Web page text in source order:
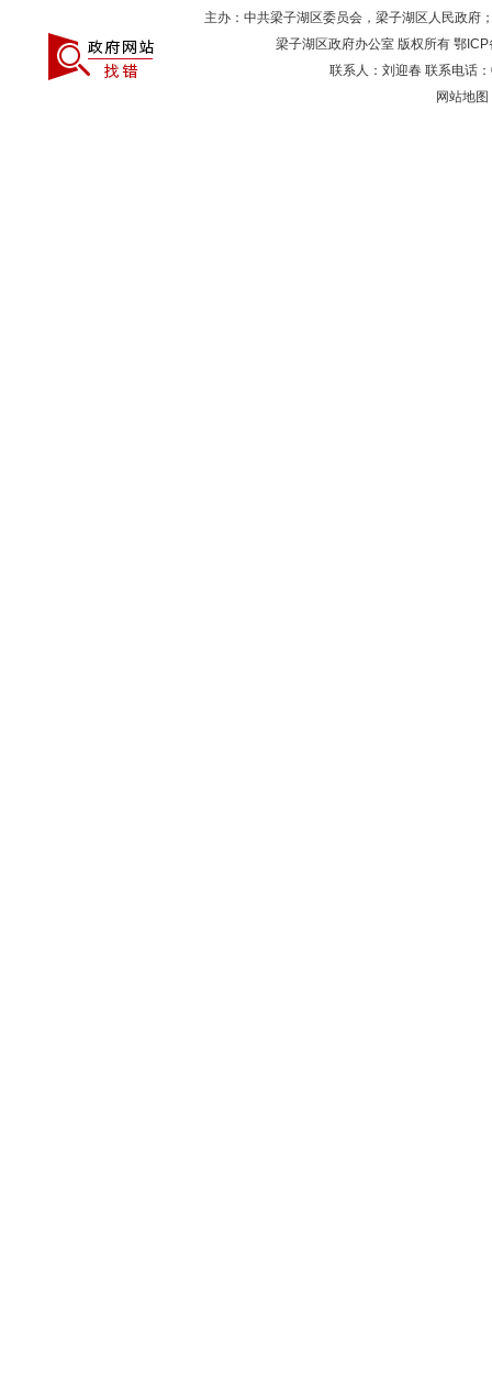
主办：中共梁子湖区委员会，梁子湖区人民政府
梁子湖区政府办公室 版权所有 鄂
联系人：刘迎春 联系电话
网站地图